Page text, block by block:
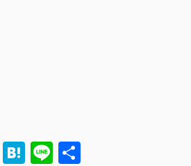
Facebook
Hatena
Line